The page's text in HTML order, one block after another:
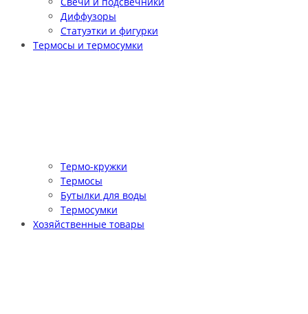
Диффузоры
Статуэтки и фигурки
Термосы и термосумки
Термо-кружки
Термосы
Бутылки для воды
Термосумки
Хозяйственные товары